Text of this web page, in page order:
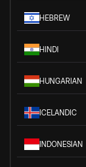
HEBREW
HINDI
HUNGARIAN
ICELANDIC
INDONESIAN